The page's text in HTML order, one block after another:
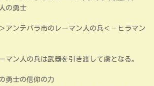
の勇士
アンテパラ市のレーマン人の兵＜－ヒラマン
マン人の兵は武器を引き渡して虜となる。
勇士の信仰の力